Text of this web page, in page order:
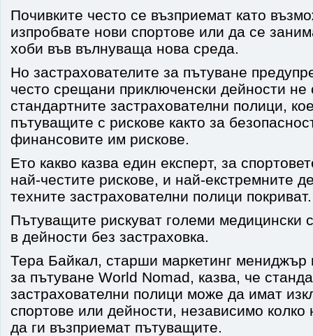
Почивките често се възприемат като
изпробвате нови спортове или да се
хоби във вълнуваща нова среда.
Но застрахователите за пътуване
често срещани приключенски дейности не
стандартните застрахователни полици,
пътуващите с рискове както за
финансовите им рискове.
Ето какво казва един експерт, за
най-честите рискове, и най-екстремните
техните застрахователни полици покриват.
Пътуващите рискуват големи медицински
в дейности без застраховка.
Тера Байкал, старши маркетинг мениджър
за пътуване World Nomad, казва, че
застрахователни полици може да имат
спортове или дейности, независимо колко
да ги възприемат пътуващите.